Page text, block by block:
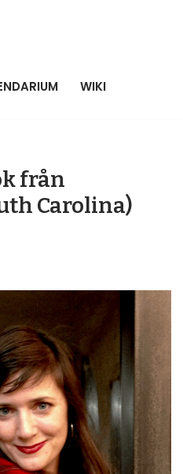
WIKI
från
Carolina)